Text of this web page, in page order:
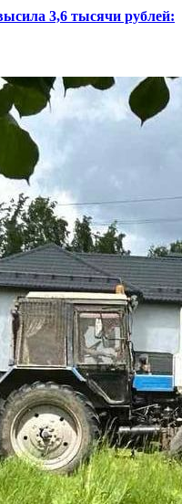
3,6 тысячи рублей: